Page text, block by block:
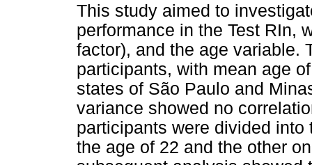
This study aimed to
performance in the Test RIn,
factor), and the age variable.
participants, with mean age
states of São Paulo and
variance showed no
participants were divided
the age of 22 and the other